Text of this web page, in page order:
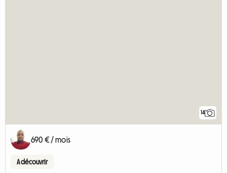
14
690 € / mois
A découvrir